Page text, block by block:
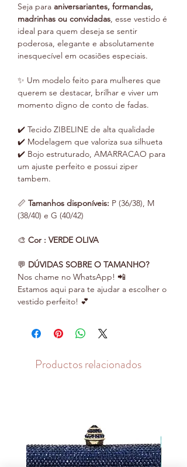
Seja para aniversariantes, formandas,
madrinhas ou convidadas, esse vestido é
ideal para quem deseja se sentir
poderosa, elegante e absolutamente
inesquecível em ocasiões especiais.
✨ Um modelo feito para mulheres que
querem se destacar, brilhar e viver um
momento digno de conto de fadas.
✔️ Tecido ZIBELINE de alta qualidade
✔️ Modelagem que valoriza sua silhueta
✔️ Bojo estruturado, AMARRACAO para
um ajuste perfeito e possui ziper
tambem.
📏 Tamanhos disponíveis: P (36/38), M
(38/40) e G (40/42)
🎨 Cor : VERDE OLIVA
💬 DÚVIDAS SOBRE O TAMANHO?
Nos chame no WhatsApp! 📲
Estamos aqui para te ajudar a escolher o
vestido perfeito! 💕
Productos relacionados